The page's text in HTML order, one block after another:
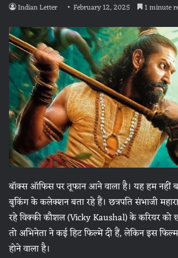
Indian Letter February 12, 2025 1 minute
बॉक्स ऑफिस पर तूफान आने वाला है। यह हम नहीं
बुकिंग के कलेक्शन बता रहे हैं। छत्रपति संभाजी
रहे विक्की कौशल (Vicky Kaushal) के करियर को
तो अभिनेता ने कई हिट फिल्में दी हैं, लेकिन इस
होने वाला है।